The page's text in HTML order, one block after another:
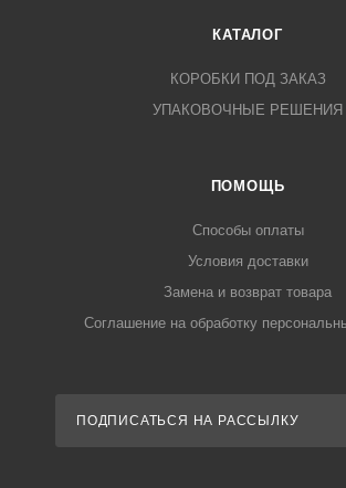
КАТАЛОГ
КОРОБКИ ПОД ЗАКАЗ
УПАКОВОЧНЫЕ РЕШЕНИЯ
ПОМОЩЬ
Способы оплаты
Условия доставки
Замена и возврат товара
Соглашение на обработку
ПОДПИСАТЬСЯ НА РАССЫЛКУ